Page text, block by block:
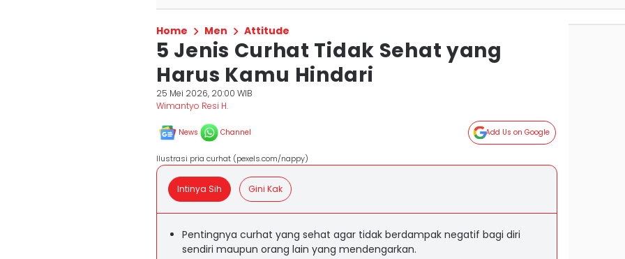
Home Men Attitude
5 Jenis Curhat Tidak Sehat yang
Harus Kamu Hindari
25 Mei 2026, 20:00 WIB
Wimantyo Resi H.
News Channel Add Us on Google
Ilustrasi pria curhat (pexels.com/nappy)
Intinya Sih Gini Kak
Pentingnya curhat yang sehat agar tidak berdampak negatif bagi diri
sendiri maupun orang lain yang mendengarkan.